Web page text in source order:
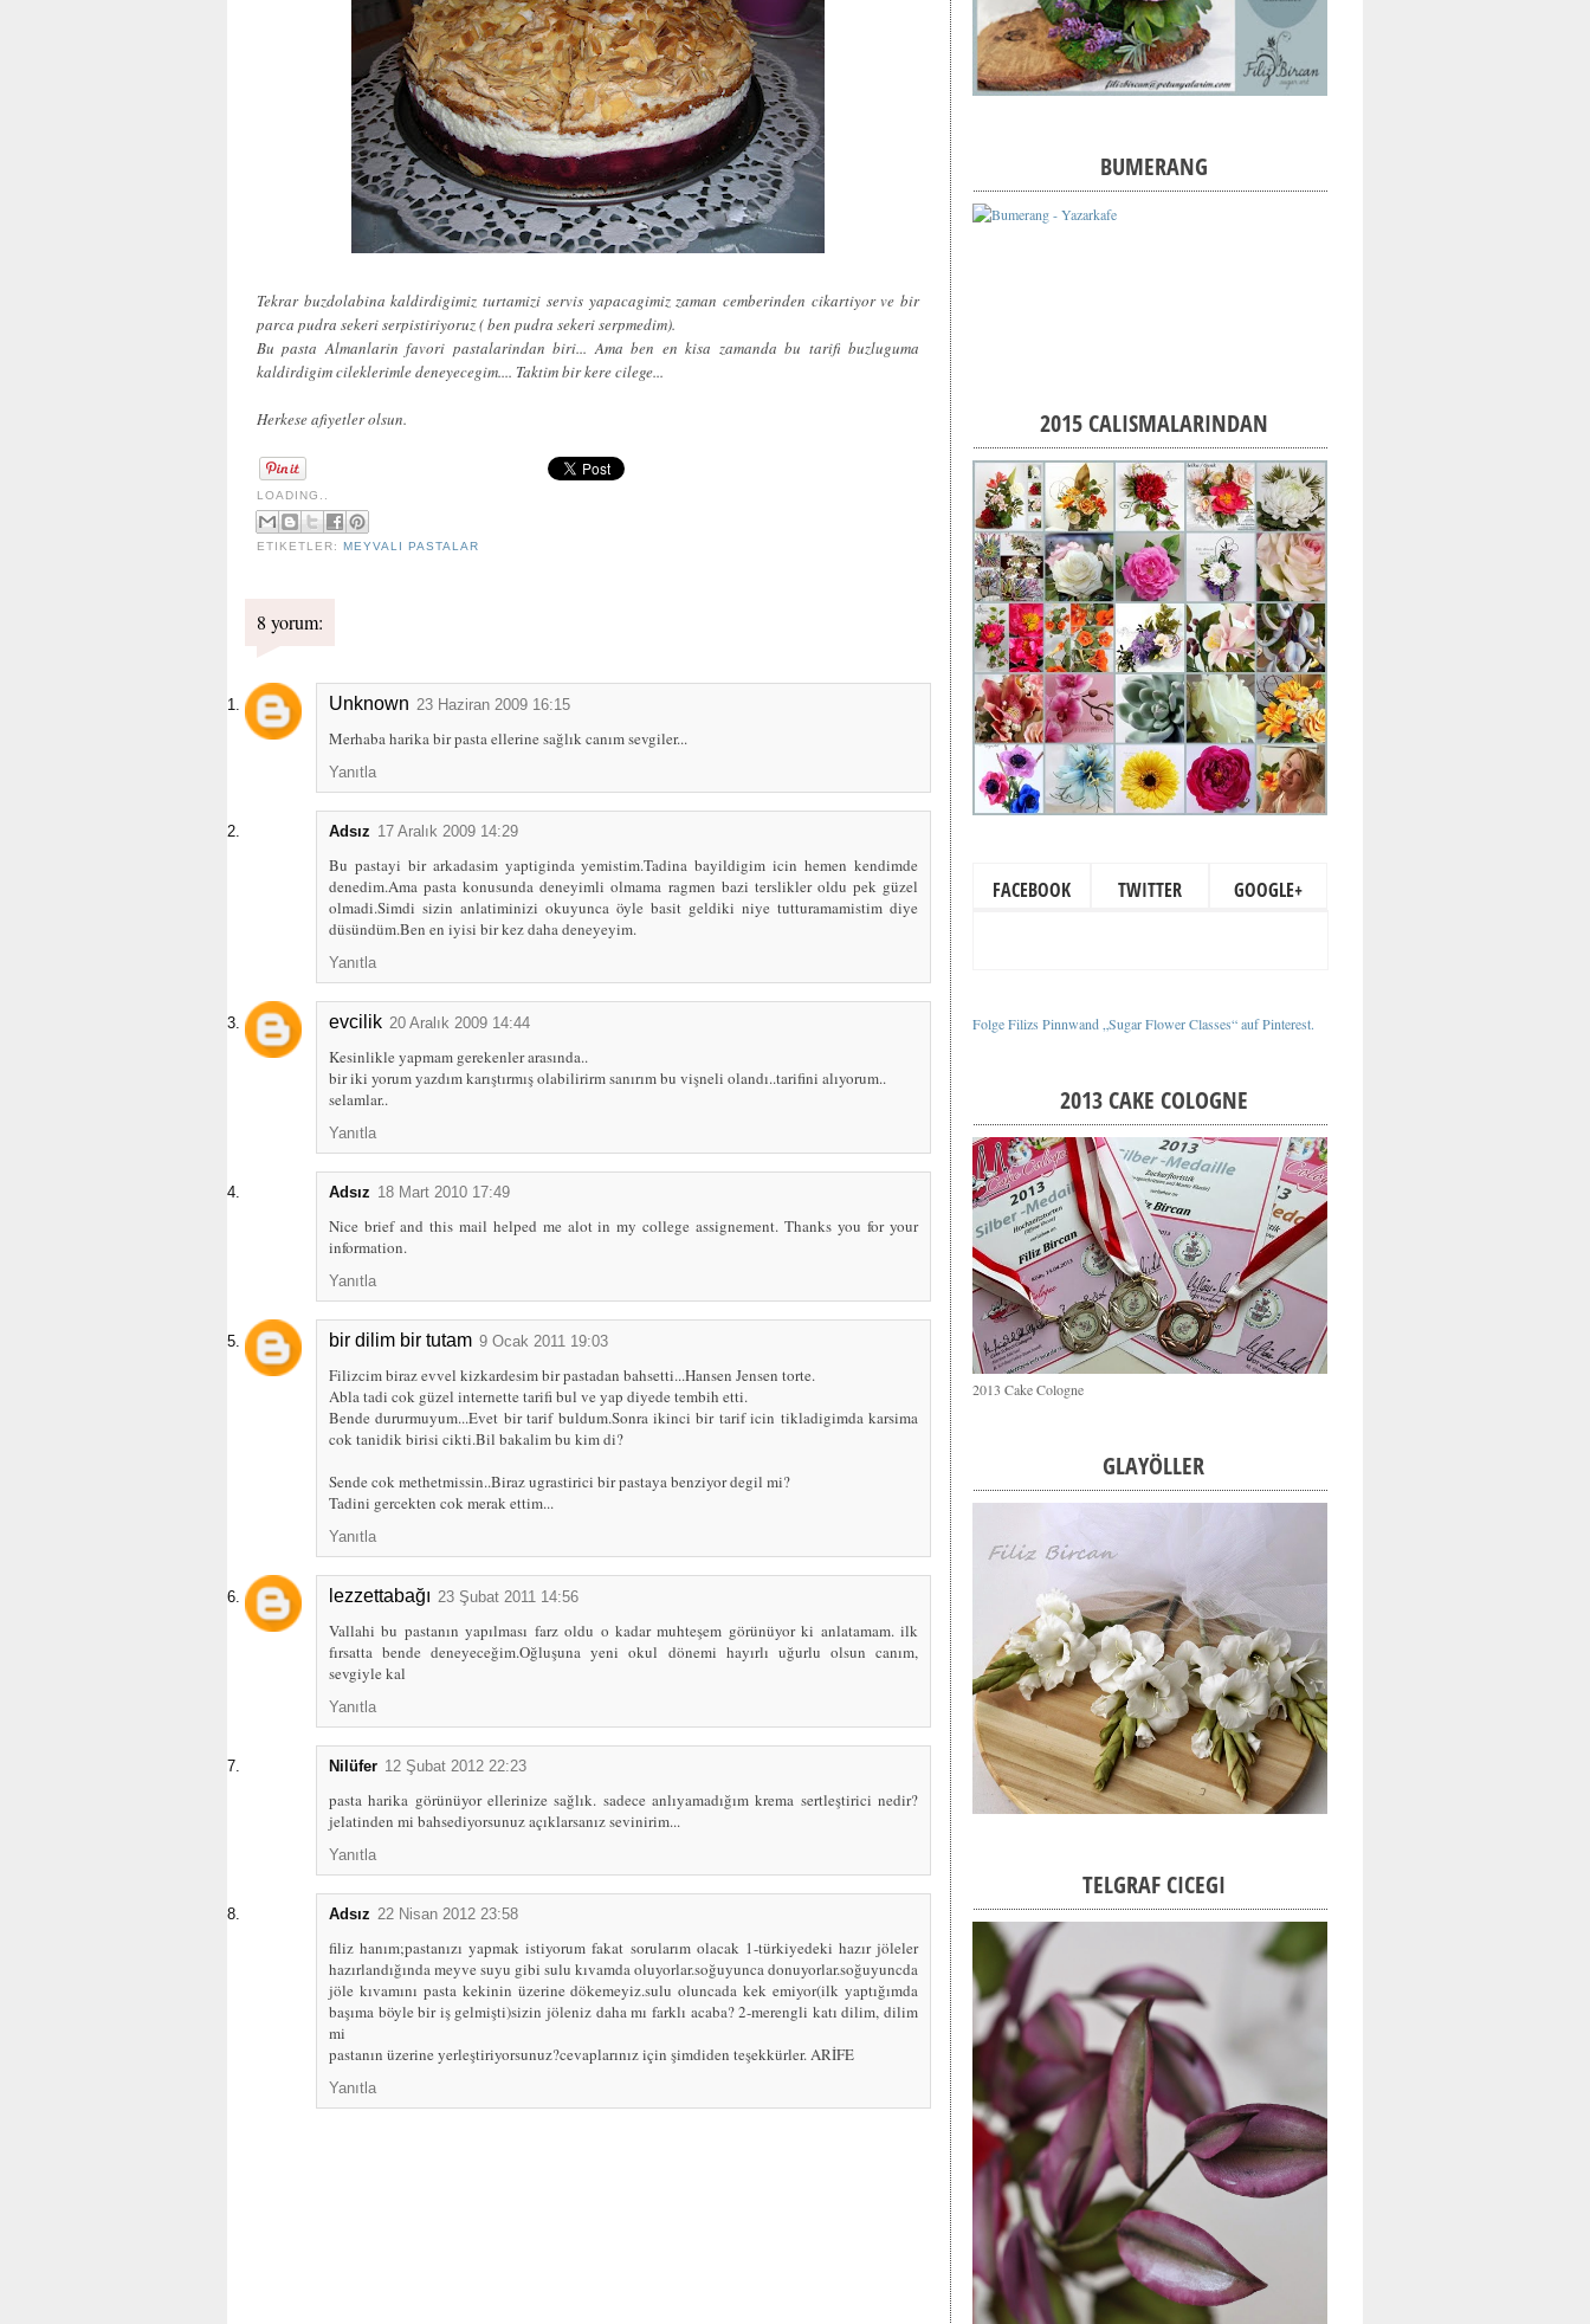
Tekrar buzdolabina kaldirdigimiz turtamizi servis yapacagimiz zaman cemberinden cikartiyor ve bir
parca pudra sekeri serpistiriyoruz ( ben pudra sekeri serpmedim).
Bu pasta Almanlarin favori pastalarindan biri... Ama ben en kisa zamanda bu tarifi buzluguma
kaldirdigim cileklerimle deneyecegim.... Taktim bir kere cilege...
Herkese afiyetler olsun.
LOADING..
ETIKETLER:MEYVALI PASTALAR
8 yorum:
Unknown 23 Haziran 2009 16:15
Merhaba harika bir pasta ellerine sağlık canım sevgiler...
Yanıtla
Adsız 17 Aralık 2009 14:29
Bu pastayi bir arkadasim yaptiginda yemistim.Tadina bayildigim icin hemen kendimde
denedim.Ama pasta konusunda deneyimli olmama ragmen bazi terslikler oldu pek güzel
olmadi.Simdi sizin anlatiminizi okuyunca öyle basit geldiki niye tutturamamistim diye
düsündüm.Ben en iyisi bir kez daha deneyeyim.
Yanıtla
evcilik 20 Aralık 2009 14:44
Kesinlikle yapmam gerekenler arasında..
bir iki yorum yazdım karıştırmış olabilirirm sanırım bu vişneli olandı..tarifini alıyorum..
selamlar..
Yanıtla
Adsız 18 Mart 2010 17:49
Nice brief and this mail helped me alot in my college assignement. Thanks you for your
information.
Yanıtla
bir dilim bir tutam 9 Ocak 2011 19:03
Filizcim biraz evvel kizkardesim bir pastadan bahsetti...Hansen Jensen torte.
Abla tadi cok güzel internette tarifi bul ve yap diyede tembih etti.
Bende dururmuyum...Evet bir tarif buldum.Sonra ikinci bir tarif icin tikladigimda karsima
cok tanidik birisi cikti.Bil bakalim bu kim di?
Sende cok methetmissin..Biraz ugrastirici bir pastaya benziyor degil mi?
Tadini gercekten cok merak ettim...
Yanıtla
lezzettabağı 23 Şubat 2011 14:56
Vallahi bu pastanın yapılması farz oldu o kadar muhteşem görünüyor ki anlatamam. ilk
fırsatta bende deneyeceğim.Oğluşuna yeni okul dönemi hayırlı uğurlu olsun canım,
sevgiyle kal
Yanıtla
Nilüfer 12 Şubat 2012 22:23
pasta harika görünüyor ellerinize sağlık. sadece anlıyamadığım krema sertleştirici nedir?
jelatinden mi bahsediyorsunuz açıklarsanız sevinirim...
Yanıtla
Adsız 22 Nisan 2012 23:58
filiz hanım;pastanızı yapmak istiyorum fakat sorularım olacak 1-türkiyedeki hazır jöleler
hazırlandığında meyve suyu gibi sulu kıvamda oluyorlar.soğuyunca donuyorlar.soğuyuncda
jöle kıvamını pasta kekinin üzerine dökemeyiz.sulu oluncada kek emiyor(ilk yaptığımda
başıma böyle bir iş gelmişti)sizin jöleniz daha mı farklı acaba? 2-merengli katı dilim, dilim
mi
pastanın üzerine yerleştiriyorsunuz?cevaplarınız için şimdiden teşekkürler. ARİFE
Yanıtla
BUMERANG
2015 CALISMALARINDAN
FACEBOOK TWITTER GOOGLE+
Folge Filizs Pinnwand „Sugar Flower Classes“ auf Pinterest.
2013 CAKE COLOGNE
2013 Cake Cologne
GLAYÖLLER
TELGRAF CICEGI